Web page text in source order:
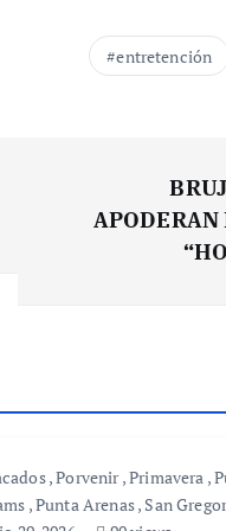
entretención
APODERAN
,Porvenir,Primavera ,
,Punta Arenas, San